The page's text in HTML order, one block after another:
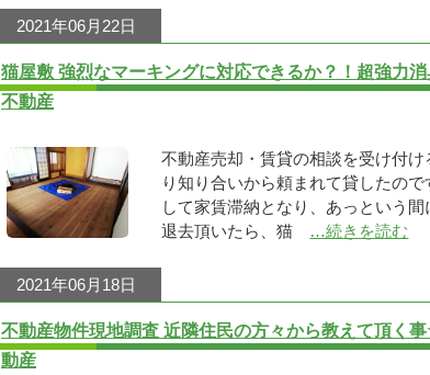
2021年06月22日
猫屋敷 強烈なマーキングに対応できるか？！超強
不動産
不動産売却・賃貸の相談を受け付
り知り合いから頼まれて貸したの
して家賃滞納となり、あっという間
退去頂いたら、猫 …続きを読む
2021年06月18日
不動産物件現地調査 近隣住民の方々から教えて頂く
動産